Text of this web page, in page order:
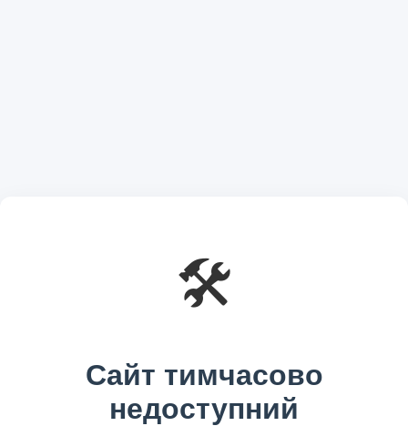
🛠️
Сайт тимчасово
недоступний